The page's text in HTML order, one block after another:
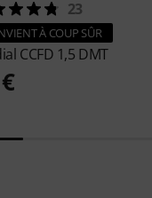
23
À COUP SÛR
CCFD 1,5 DMT